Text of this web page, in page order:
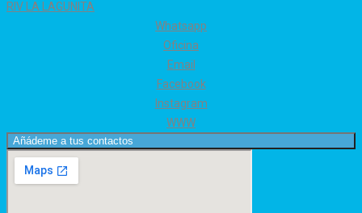
RIV LA LAGUNITA
Whatsapp
Oficina
Email
Facebook
Instagram
WWW
Añádeme a tus contactos